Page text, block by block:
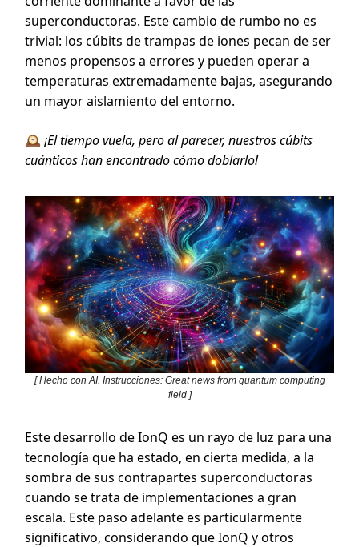
superconductoras. Este cambio de rumbo no es
trivial: los cúbits de trampas de iones pecan de ser
menos propensos a errores y pueden operar a
temperaturas extremadamente bajas, asegurando
un mayor aislamiento del entorno.
🕰️ ¡El tiempo vuela, pero al parecer, nuestros cúbits
cuánticos han encontrado cómo doblarlo!
[ Hecho con AI. Instrucciones: Great news from quantum computing
field ]
Este desarrollo de IonQ es un rayo de luz para una
tecnología que ha estado, en cierta medida, a la
sombra de sus contrapartes superconductoras
cuando se trata de implementaciones a gran
escala. Este paso adelante es particularmente
significativo, considerando que IonQ y otros